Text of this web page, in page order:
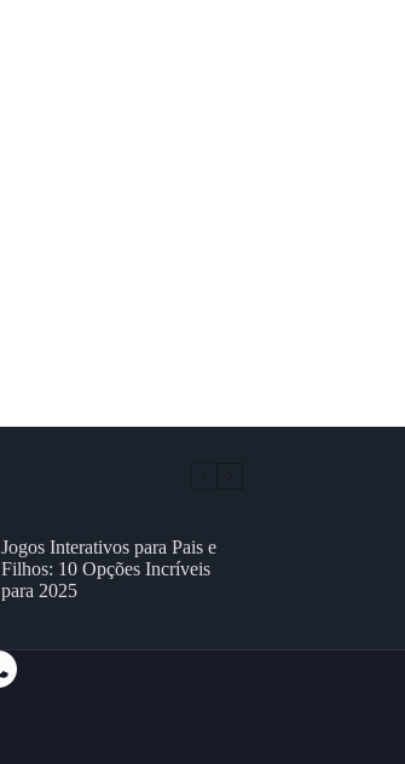
Jogos Interativos para Pais e
Filhos: 10 Opções Incríveis
para 2025